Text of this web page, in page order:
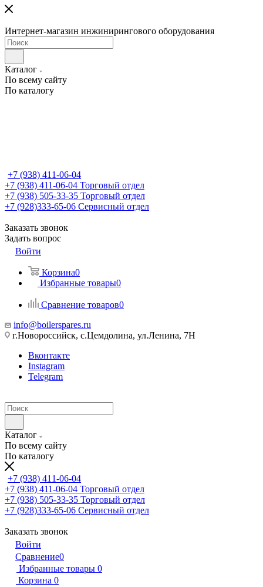
Интернет-магазин инжинирингового оборудования
Каталог
По всему сайту
По каталогу
+7 (938) 411-06-04
+7 (938) 411-06-04 Торговый отдел
+7 (938) 505-33-35 Торговый отдел
+7 (928)333-65-06 Сервисный отдел
Заказать звонок
Задать вопрос
Войти
Корзина0
Избранные товары0
Сравнение товаров0
info@boilerspares.ru
г.Новороссийск, с.Цемдолина, ул.Ленина, 7Н
Вконтакте
Instagram
Telegram
Каталог
По всему сайту
По каталогу
+7 (938) 411-06-04
+7 (938) 411-06-04 Торговый отдел
+7 (938) 505-33-35 Торговый отдел
+7 (928)333-65-06 Сервисный отдел
Заказать звонок
Войти
Сравнение0
Избранные товары 0
Корзина 0